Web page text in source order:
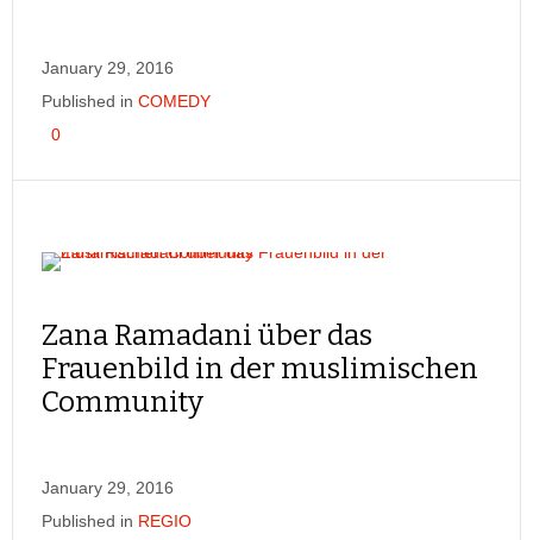
January 29, 2016
Published in COMEDY
0
Zana Ramadani über das
Frauenbild in der muslimischen
Community
January 29, 2016
Published in REGIO